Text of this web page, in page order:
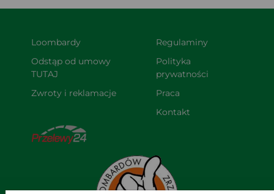
Loombardy
Odstąp od umowy
TUTAJ
Zwroty i reklamacje
Regulaminy
Polityka
prywatności
Praca
Kontakt